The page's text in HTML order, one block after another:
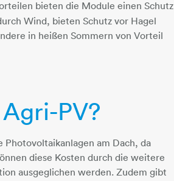
bieten die Module einen Schutz
Wind, bieten Schutz vor Hagel
in heißen Sommern von Vorteil
PV?
am Dach, da
diese Kosten durch die weitere
ausgeglichen werden. Zudem gibt